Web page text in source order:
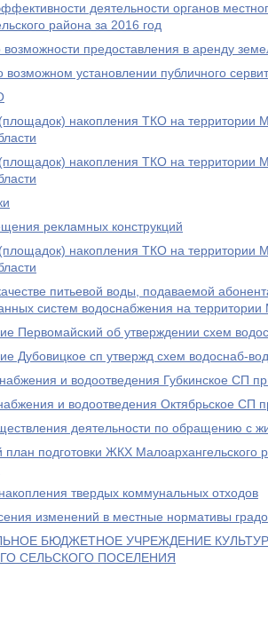
деятельности органов
района за 2016 год
предоставления в аренду
установлении публичного
накопления ТКО на территории
накопления ТКО на территории
рекламных конструкций
накопления ТКО на территории
питьевой воды, подаваемой
систем водоснабжения на территории
Первомайский об утверждении схем
Дубовицкое сп утвержд схем водоснаб-
и водоотведения Губкинское СП
и водоотведения Октябрьское СП
деятельности по обращению с
подготовки ЖКХ Малоархангельского
твердых коммунальных отходов
изменений в местные нормативы
БЮДЖЕТНОЕ УЧРЕЖДЕНИЕ
СЕЛЬСКОГО ПОСЕЛЕНИЯ